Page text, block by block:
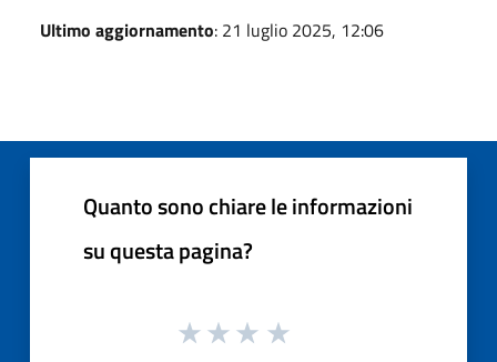
Ultimo aggiornamento: 21 luglio 2025, 12:06
Quanto sono chiare le informazioni
su questa pagina?